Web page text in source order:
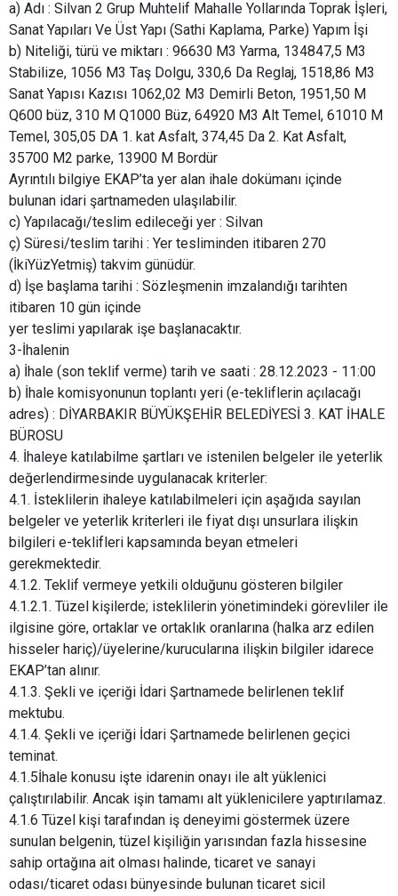
a) Adı : Silvan 2 Grup Muhtelif Mahalle Yollarında Toprak İşleri,
Sanat Yapıları Ve Üst Yapı (Sathi Kaplama, Parke) Yapım İşi
b) Niteliği, türü ve miktarı : 96630 M3 Yarma, 134847,5 M3
Stabilize, 1056 M3 Taş Dolgu, 330,6 Da Reglaj, 1518,86 M3
Sanat Yapısı Kazısı 1062,02 M3 Demirli Beton, 1951,50 M
Q600 büz, 310 M Q1000 Büz, 64920 M3 Alt Temel, 61010 M
Temel, 305,05 DA 1. kat Asfalt, 374,45 Da 2. Kat Asfalt,
35700 M2 parke, 13900 M Bordür
Ayrıntılı bilgiye EKAP’ta yer alan ihale dokümanı içinde
bulunan idari şartnameden ulaşılabilir.
c) Yapılacağı/teslim edileceği yer : Silvan
ç) Süresi/teslim tarihi : Yer tesliminden itibaren 270
(İkiYüzYetmiş) takvim günüdür.
d) İşe başlama tarihi : Sözleşmenin imzalandığı tarihten
itibaren 10 gün içinde
yer teslimi yapılarak işe başlanacaktır.
3-İhalenin
a) İhale (son teklif verme) tarih ve saati : 28.12.2023 - 11:00
b) İhale komisyonunun toplantı yeri (e-tekliflerin açılacağı
adres) : DİYARBAKIR BÜYÜKŞEHİR BELEDİYESİ 3. KAT İHALE
BÜROSU
4. İhaleye katılabilme şartları ve istenilen belgeler ile yeterlik
değerlendirmesinde uygulanacak kriterler:
4.1. İsteklilerin ihaleye katılabilmeleri için aşağıda sayılan
belgeler ve yeterlik kriterleri ile fiyat dışı unsurlara ilişkin
bilgileri e-teklifleri kapsamında beyan etmeleri
gerekmektedir.
4.1.2. Teklif vermeye yetkili olduğunu gösteren bilgiler
4.1.2.1. Tüzel kişilerde; isteklilerin yönetimindeki görevliler ile
ilgisine göre, ortaklar ve ortaklık oranlarına (halka arz edilen
hisseler hariç)/üyelerine/kurucularına ilişkin bilgiler idarece
EKAP’tan alınır.
4.1.3. Şekli ve içeriği İdari Şartnamede belirlenen teklif
mektubu.
4.1.4. Şekli ve içeriği İdari Şartnamede belirlenen geçici
teminat.
4.1.5İhale konusu işte idarenin onayı ile alt yüklenici
çalıştırılabilir. Ancak işin tamamı alt yüklenicilere yaptırılamaz.
4.1.6 Tüzel kişi tarafından iş deneyimi göstermek üzere
sunulan belgenin, tüzel kişiliğin yarısından fazla hissesine
sahip ortağına ait olması halinde, ticaret ve sanayi
odası/ticaret odası bünyesinde bulunan ticaret sicil